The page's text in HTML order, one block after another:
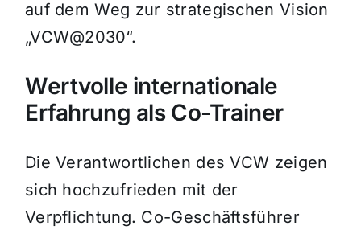
auf dem Weg zur strategischen Vision
„VCW@2030“.
Wertvolle internationale
Erfahrung als Co-Trainer
Die Verantwortlichen des VCW zeigen
sich hochzufrieden mit der
Verpflichtung. Co-Geschäftsführer